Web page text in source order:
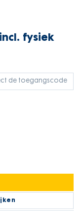
fysiek
de toegangscode